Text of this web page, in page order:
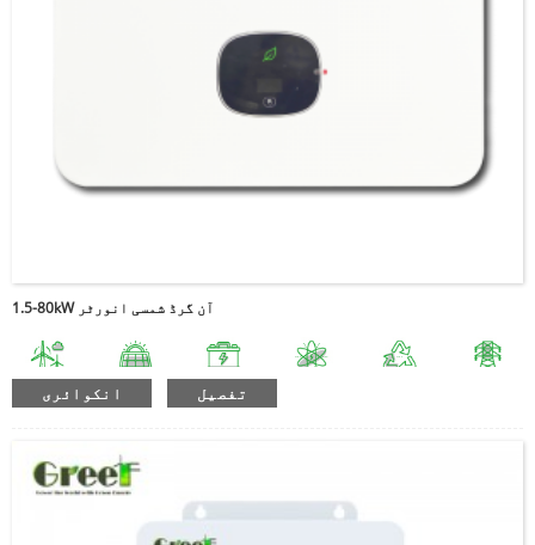
1.5-80kW آن گرڈ شمسی انورٹر
انکوائری تفصیل